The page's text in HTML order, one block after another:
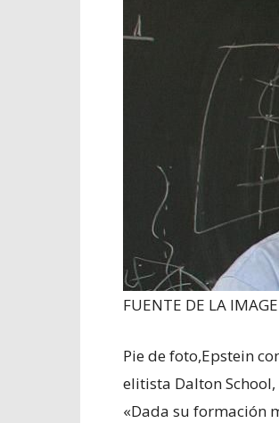
FUENTE DE LA
Pie de foto,Epstein
elitista Dalton School,
«Dada su formación